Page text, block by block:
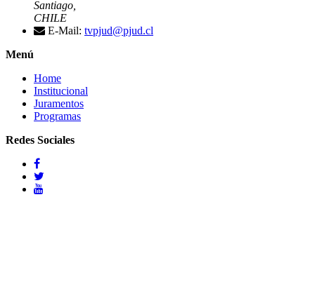
Santiago,
CHILE
E-Mail: tvpjud@pjud.cl
Menú
Home
Institucional
Juramentos
Programas
Redes Sociales